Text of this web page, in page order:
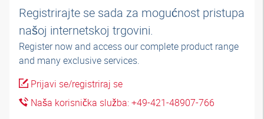
Registrirajte se sada za mogućnost pristupa
našoj internetskoj trgovini.
Register now and access our complete product range
and many exclusive services.
Prijavi se/registriraj se
Naša korisnička služba: +49-421-48907-766